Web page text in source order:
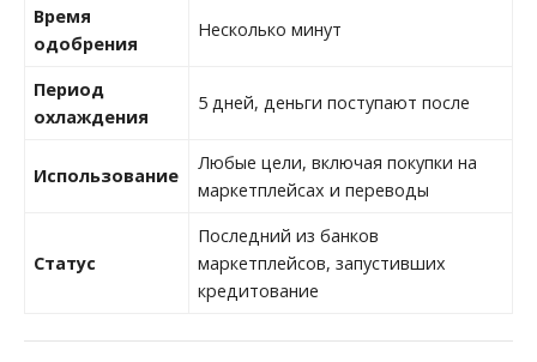
Время
одобрения
Несколько минут
Период
охлаждения
5 дней, деньги поступают после
Использование
Любые цели, включая покупки на
маркетплейсах и переводы
Статус
Последний из банков
маркетплейсов, запустивших
кредитование